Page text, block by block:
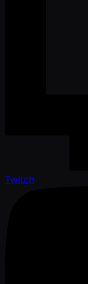
Twitch